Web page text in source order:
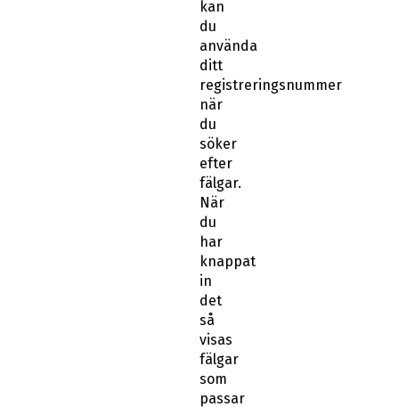
kan
du
använda
ditt
registreringsnummer
när
du
söker
efter
fälgar.
När
du
har
knappat
in
det
så
visas
fälgar
som
passar